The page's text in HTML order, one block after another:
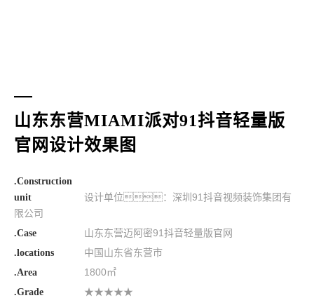
山东东营MIAMI派对91抖音轻量版
官网设计效果图
.Construction
unit
设计单位：深圳91抖音视频装饰集团有
限公司
.Case 山东东营迈阿密91抖音轻量版官网
.locations 中国山东省东营市
.Area 1800㎡
.Grade ★★★★★